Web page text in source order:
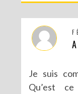
Je suis
Qu’est